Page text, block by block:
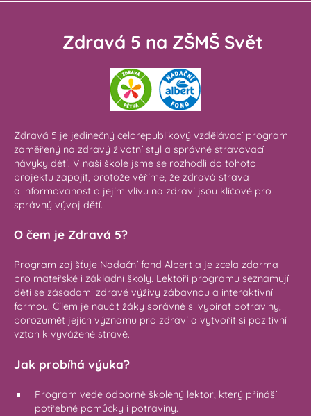
Zdravá 5 na ZŠMŠ Svět
Zdravá 5 je jedinečný celorepublikový vzdělávací program
zaměřený na zdravý životní styl a správné stravovací
návyky dětí. V naší škole jsme se rozhodli do tohoto
projektu zapojit, protože věříme, že zdravá strava
a informovanost o jejím vlivu na zdraví jsou klíčové pro
správný vývoj dětí.
O čem je Zdravá 5?
Program zajišťuje Nadační fond Albert a je zcela zdarma
pro mateřské i základní školy. Lektoři programu seznamují
děti se zásadami zdravé výživy zábavnou a interaktivní
formou. Cílem je naučit žáky správně si vybírat potraviny,
porozumět jejich významu pro zdraví a vytvořit si pozitivní
vztah k vyvážené stravě.
Jak probíhá výuka?
Program vede odborně školený lektor, který přináší
potřebné pomůcky i potraviny.